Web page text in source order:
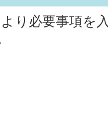
り必要事項を